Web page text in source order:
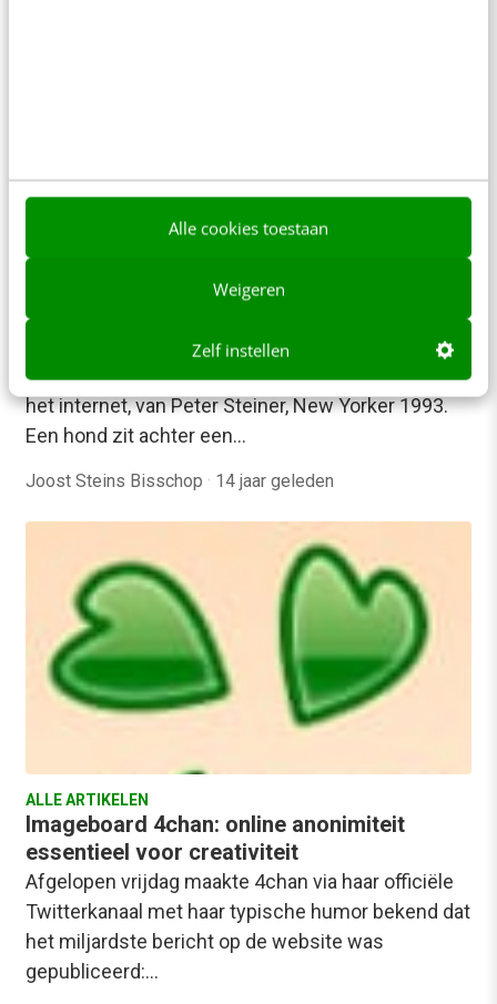
Alle cookies toestaan
Weigeren
Zelf instellen
AI & TECH
Steek je kop eens buiten de klonterclub
Het is een bekende cartoon uit de beginjaren van
het internet, van Peter Steiner, New Yorker 1993.
Een hond zit achter een…
Joost Steins Bisschop · 14 jaar geleden
ALLE ARTIKELEN
Imageboard 4chan: online anonimiteit
essentieel voor creativiteit
Afgelopen vrijdag maakte 4chan via haar officiële
Twitterkanaal met haar typische humor bekend dat
het miljardste bericht op de website was
gepubliceerd:…